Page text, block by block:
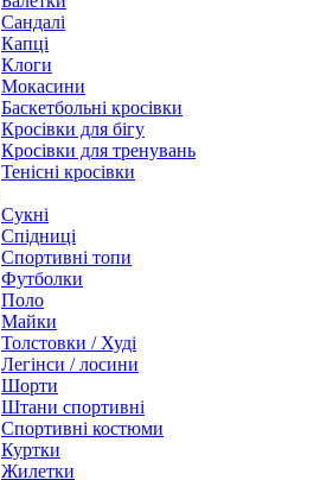
Сандалі
Капці
Клоги
Мокасини
Баскетбольні кросівки
Кросівки для бігу
Кросівки для тренувань
Тенісні кросівки
Сукні
Спідниці
Спортивні топи
Футболки
Поло
Майки
Толстовки / Худі
Легінси / лосини
Шорти
Штани спортивні
Спортивні костюми
Куртки
Жилетки